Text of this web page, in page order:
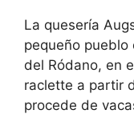
La quesería
pequeño pueblo
del Ródano, en
raclette a partir
procede de